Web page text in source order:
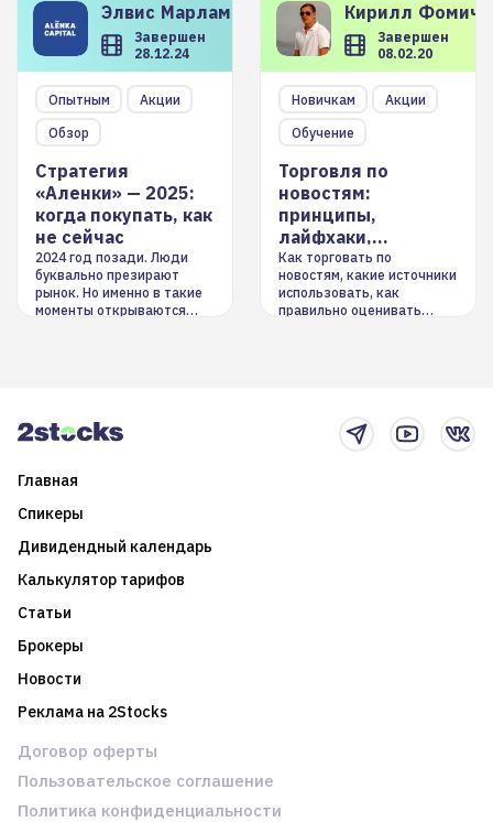
Элвис Марламов
Завершен
28.12.24
Опытным
Акции
Обзор
Стратегия
«Аленки» — 2025:
когда покупать, как
не сейчас
2024 год позади. Люди
буквально презирают
рынок. Но именно в такие
моменты открываются
Кирилл
Завершен
08.02.20
Новичкам
Акции
Обучение
Торговля по
новостям:
принципы,
лайфхаки,
инструменты
Как торговать по
новостям, какие источники
использовать, как
правильно оценивать
Главная
Спикеры
Дивидендный календарь
Калькулятор тарифов
Статьи
Брокеры
Новости
Реклама на 2Stocks
Договор оферты
Пользовательское соглашение
Политика конфиденциальности